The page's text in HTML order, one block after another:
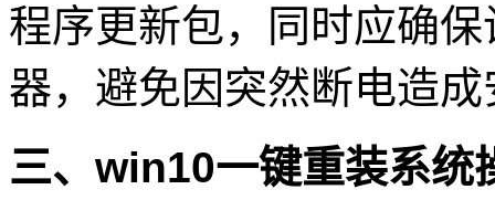
程序更新包，同时应确
器，避免因突然断电造
三、win10一键重装系统